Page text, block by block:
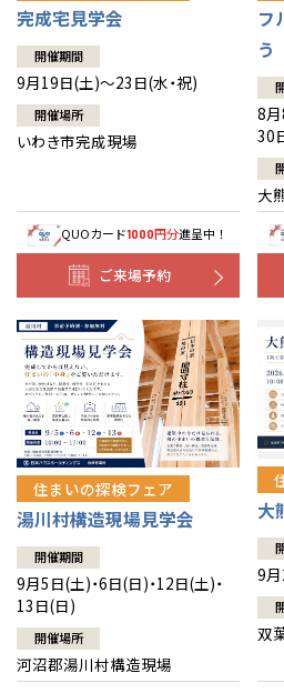
完成宅見学会
開催期間
9月19日(土)～23日(水・祝)
開催場所
いわき市完成現場
QUOカード1000円分進呈中！
ご来場予約
フ
う
8月
30
大
住まいの探検フェア
湯川村構造現場見学会
開催期間
9月5日(土)・6日(日)・12日(土)・
13日(日)
開催場所
河沼郡湯川村構造現場
大
9
双